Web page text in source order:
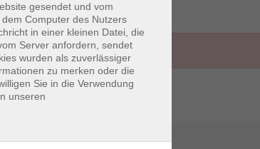
gesendet und vom
Computer des Nutzers
in einer kleinen Datei, die
Server anfordern, sendet
wurden als zuverlässiger
zu merken oder die
Sie in die Verwendung
unseren